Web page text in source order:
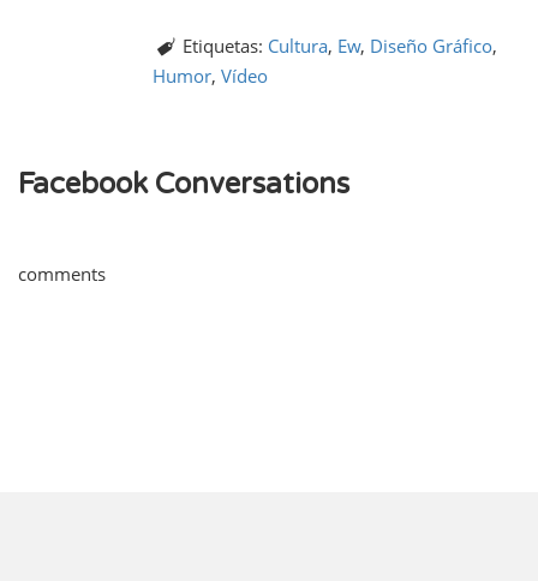
Etiquetas: Cultura, Ew, Diseño Gráfico,
Humor, Vídeo
Facebook Conversations
comments